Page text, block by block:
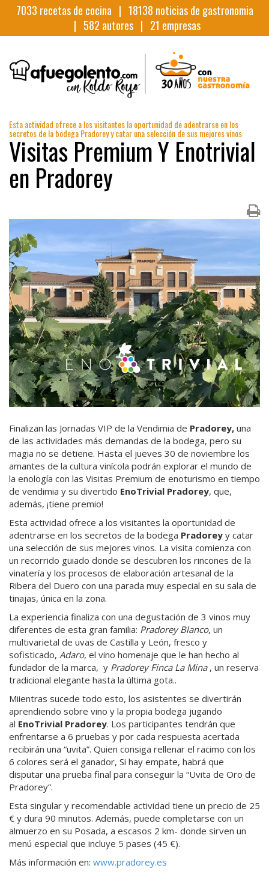
7033 recetas de cocina | 18138 noticias de gastronomia
| 582 autores | 21 empresas
Esta actividad ofrece a los visitantes la oportunidad de adentrarse en los
secretos de la bodega Pradorey y catar una selección de sus mejores vinos
Visitas Premium Y Enotrivial
en Pradorey
Finalizan las Jornadas VIP de la Vendimia de Pradorey, una
de las actividades más demandas de la bodega, pero su
magia no se detiene. Hasta el jueves 30 de noviembre los
amantes de la cultura vinícola podrán explorar el mundo de
la enología con las Visitas Premium de enoturismo en tiempo
de vendimia y su divertido EnoTrivial Pradorey, que,
además, ¡tiene premio!
Esta actividad ofrece a los visitantes la oportunidad de
adentrarse en los secretos de la bodega Pradorey y catar
una selección de sus mejores vinos. La visita comienza con
un recorrido guiado donde se descubren los rincones de la
vinatería y los procesos de elaboración artesanal de la
Ribera del Duero con una parada muy especial en su sala de
tinajas, única en la zona.
La experiencia finaliza con una degustación de 3 vinos muy
diferentes de esta gran familia: Pradorey Blanco, un
multivarietal de uvas de Castilla y León, fresco y
sofisticado, Adaro, el vino homenaje que le han hecho al
fundador de la marca, y Pradorey Finca La Mina, un reserva
tradicional elegante hasta la última gota..
Miientras sucede todo esto, los asistentes se divertirán
aprendiendo sobre vino y la propia bodega jugando
al EnoTrivial Pradorey. Los participantes tendrán que
enfrentarse a 6 pruebas y por cada respuesta acertada
recibirán una “uvita”. Quien consiga rellenar el racimo con los
6 colores será el ganador, Si hay empate, habrá que
disputar una prueba final para conseguir la “Uvita de Oro de
Pradorey”.
Esta singular y recomendable actividad tiene un precio de 25
€ y dura 90 minutos. Además, puede completarse con un
almuerzo en su Posada, a escasos 2 km- donde sirven un
menú especial que incluye 5 pases (45 €).
Más información en: www.pradorey.es